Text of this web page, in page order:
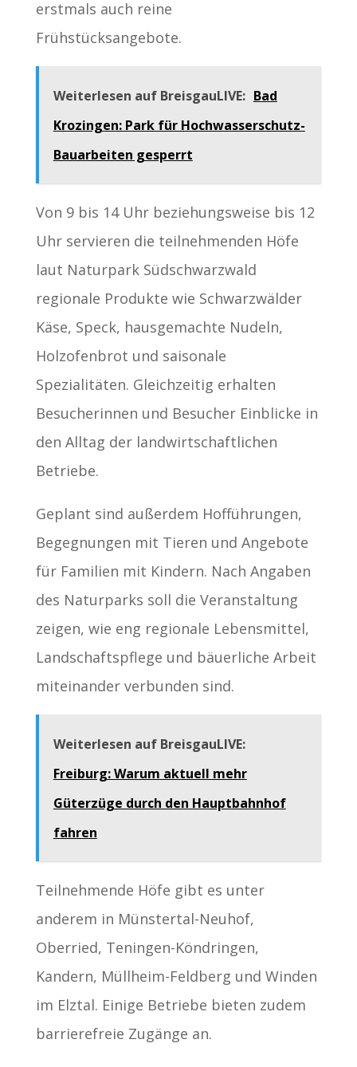
erstmals auch reine
Frühstücksangebote.
Weiterlesen auf BreisgauLIVE: Bad
Krozingen: Park für Hochwasserschutz-
Bauarbeiten gesperrt
Von 9 bis 14 Uhr beziehungsweise bis 12
Uhr servieren die teilnehmenden Höfe
laut Naturpark Südschwarzwald
regionale Produkte wie Schwarzwälder
Käse, Speck, hausgemachte Nudeln,
Holzofenbrot und saisonale
Spezialitäten. Gleichzeitig erhalten
Besucherinnen und Besucher Einblicke in
den Alltag der landwirtschaftlichen
Betriebe.
Geplant sind außerdem Hofführungen,
Begegnungen mit Tieren und Angebote
für Familien mit Kindern. Nach Angaben
des Naturparks soll die Veranstaltung
zeigen, wie eng regionale Lebensmittel,
Landschaftspflege und bäuerliche Arbeit
miteinander verbunden sind.
Weiterlesen auf BreisgauLIVE:
Freiburg: Warum aktuell mehr
Güterzüge durch den Hauptbahnhof
fahren
Teilnehmende Höfe gibt es unter
anderem in Münstertal-Neuhof,
Oberried, Teningen-Köndringen,
Kandern, Müllheim-Feldberg und Winden
im Elztal. Einige Betriebe bieten zudem
barrierefreie Zugänge an.